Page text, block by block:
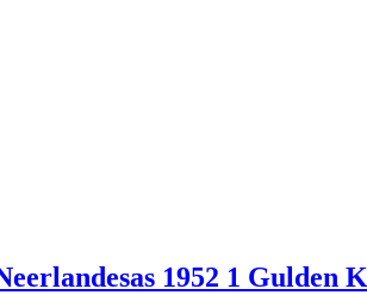
1952 1 Gulden